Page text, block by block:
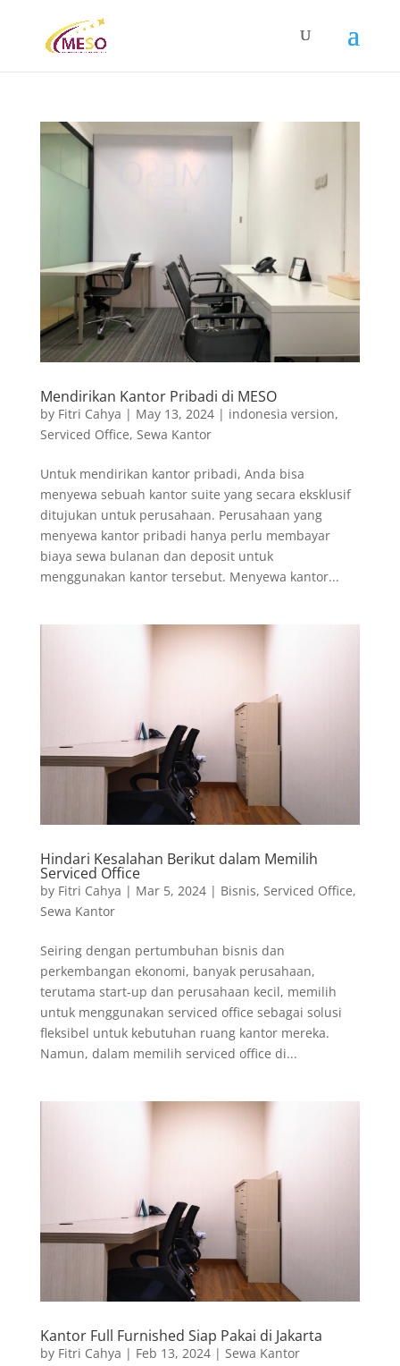
Mendirikan Kantor Pribadi di MESO
by Fitri Cahya | May 13, 2024| indonesia version,
Serviced Office, Sewa Kantor
Untuk mendirikan kantor pribadi, Anda bisa
menyewa sebuah kantor suite yang secara eksklusif
ditujukan untuk perusahaan. Perusahaan yang
menyewa kantor pribadi hanya perlu membayar
biaya sewa bulanan dan deposit untuk
menggunakan kantor tersebut. Menyewa kantor...
Hindari Kesalahan Berikut dalam Memilih
Serviced Office
by Fitri Cahya | Mar 5, 2024| Bisnis, Serviced Office,
Sewa Kantor
Seiring dengan pertumbuhan bisnis dan
perkembangan ekonomi, banyak perusahaan,
terutama start-up dan perusahaan kecil, memilih
untuk menggunakan serviced office sebagai solusi
fleksibel untuk kebutuhan ruang kantor mereka.
Namun, dalam memilih serviced office di...
Kantor Full Furnished Siap Pakai di Jakarta
by Fitri Cahya | Feb 13, 2024| Sewa Kantor